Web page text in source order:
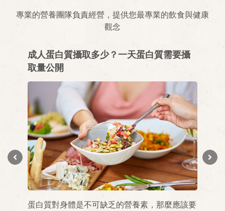
專業的營養團隊負責經營，提供您最專業的飲食與健康
觀念
成人蛋白質攝取多少？一天蛋白質需要攝
取量公開
蛋白質對身體是不可缺乏的營養素，那麼應該要